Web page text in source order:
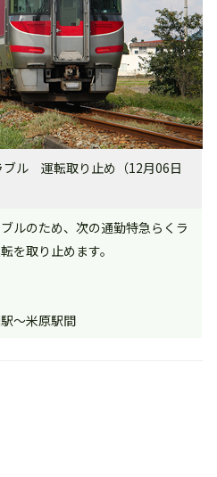
ブル 運転取り止め（12月06日
ルのため、次の通勤特急らくラ
を取り止めます。
～米原駅間